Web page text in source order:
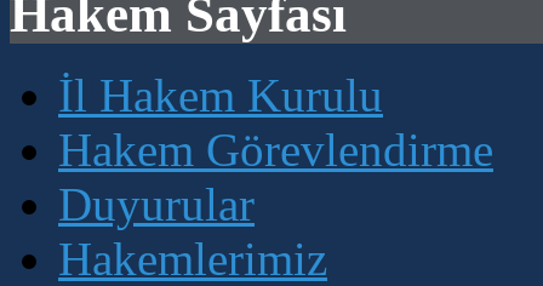
Hakem Sayfası
İl Hakem Kurulu
Hakem Görevlendirme
Duyurular
Hakemlerimiz